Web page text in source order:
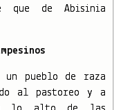
que de Abisinia
un pueblo de raza
al pastoreo y a